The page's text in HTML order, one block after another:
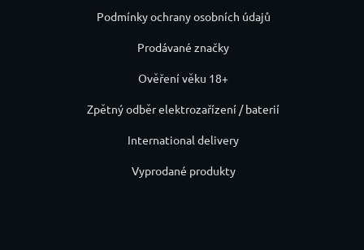
Podmínky ochrany osobních údajů
Prodávané značky
Ověření věku 18+
Zpětný odběr elektrozařízení / baterií
International delivery
Vyprodané produkty